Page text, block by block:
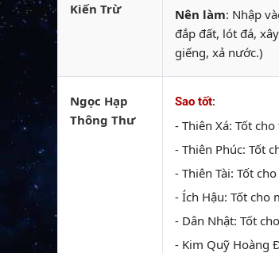
Kiến Trừ
Nên làm: Nhập
đắp đất, lót đá,
giếng, xả nước.)
Ngọc Hạp
Thông Thư
Sao tốt:
- Thiên Xá: Tốt
- Thiên Phúc: Tốt
- Thiên Tài: Tốt
- Ích Hậu: Tốt cho
- Dân Nhật: Tốt
- Kim Quỹ Hoàng